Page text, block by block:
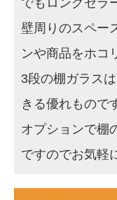
でもロングセラ
壁周りのスペー
ンや商品をホコ
3段の棚ガラス
きる優れもので
オプションで棚
ですのでお気軽